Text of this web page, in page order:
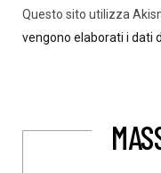
Questo sito utilizza
vengono elaborati i dati